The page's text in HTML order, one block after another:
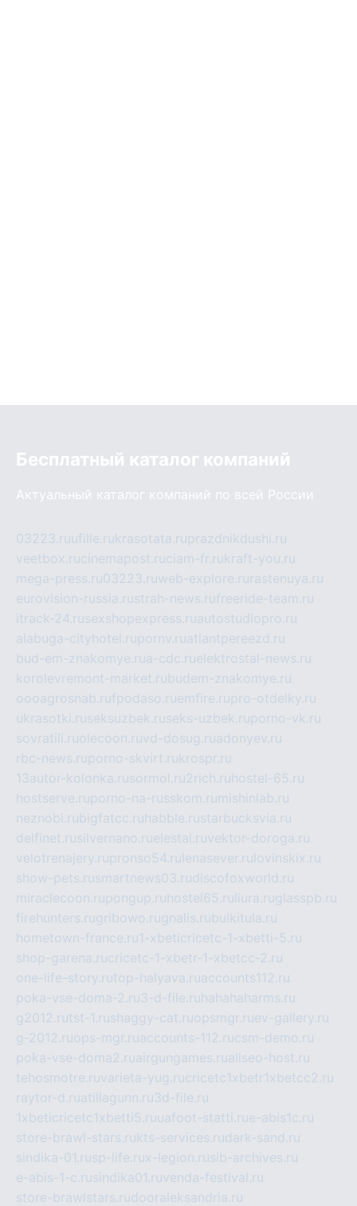
Бесплатный каталог компаний
Актуальный каталог компаний по всей России
03223.ruufille.rukrasotata.ruprazdnikdushi.ru
veetbox.rucinemapost.ruciam-fr.rukraft-you.ru
mega-press.ru03223.ruweb-explore.ru rastenuya.ru
eurovision-russia.rustrah-news.rufreeride-team.ru
itrack-24.rusexshopexpress.ruautostudiopro.ru
alabuga-cityhotel.rupornv.ruatlantpereezd.ru
bud-em-znakomye.rua-cdc.ruelektrostal-news.ru
korolevremont-market.rubudem-znakomye.ru
oooagrosnab.rufpodaso.ruemfire.rupro-otdelky.ru
ukrasotki.ruseksuzbek.ruseks-uzbek.ruporno-vk.ru
sovratili.ruolecoon.ruvd-dosug.ruadonyev.ru
rbc-news.ruporno-skvirt.rukrospr.ru
13autor-kolonka.rusormol.ru2rich.ru hostel-65.ru
hostserve.ruporno-na-russkom.ru mishinlab.ru
neznobi.rubigfatcc.ru habble.rustarbucksvia.ru
delfinet.rusilvernano.ruelestal.ruvektor-doroga.ru
velotrenajery.rupronso54.ru lenasever.ru lovinskix.ru
show-pets.rusmartnews03.rudiscofoxworld.ru
miraclecoon.rupongup.ru hostel65.ru liura.ruglasspb.ru
firehunters.rugribowo.rugnalis.rubulkitula.ru
hometown-france.ru1-xbeticricetc-1-xbetti-5.ru
shop-garena.rucricetc-1-xbetr-1-xbetcc-2.ru
one-life-story.rutop-halyava.ruaccounts112.ru
poka-vse-doma-2.ru3-d-file.ru hahahaharms.ru
g2012.rutst-1.rushaggy-cat.ruopsmgr.ruev-gallery.ru
g-2012.ruops-mgr.ruaccounts-112.rucsm-demo.ru
poka-vse-doma2.ruairgungames.ruallseo-host.ru
tehosmotre.ruvarieta-yug.rucricetc1xbetr1xbetcc2.ru
raytor-d.ruatillagunn.ru3d-file.ru
1xbeticricetc1xbetti5.ruuafoot-statti.rue-abis1c.ru
store-brawl-stars.rukts-services.rudark-sand.ru
sindika-01.rusp-life.rux-legion.rusib-archives.ru
e-abis-1-c.rusindika01.ruvenda-festival.ru
store-brawlstars.rudooraleksandria.ru